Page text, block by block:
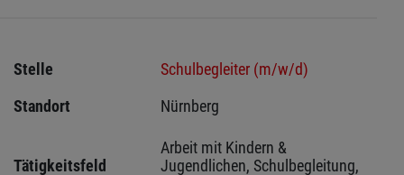
Stelle
Schulbegleiter (m/w/d)
Standort
Nürnberg
Tätigkeitsfeld
Arbeit mit Kindern &
Jugendlichen, Schulbegleitung,